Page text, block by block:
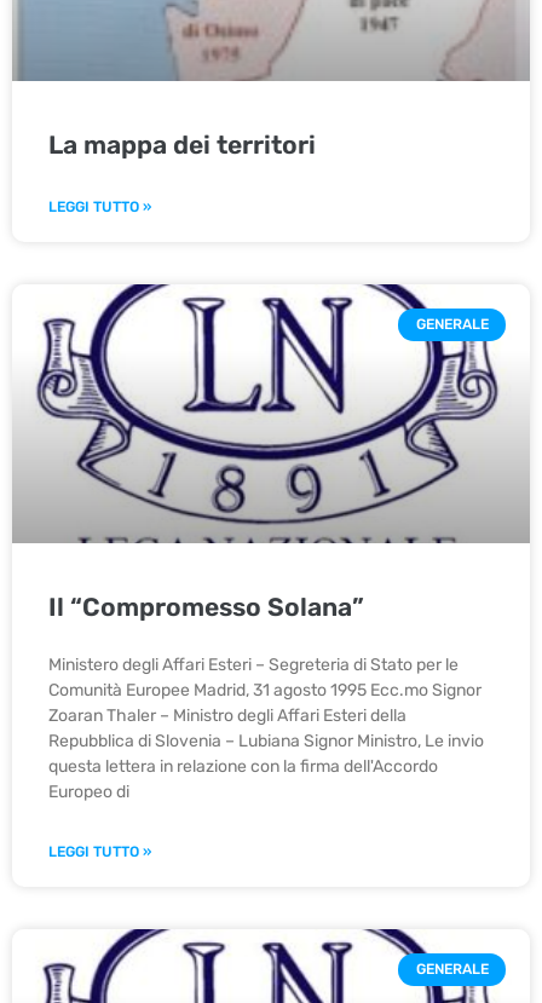
La mappa dei territori
LEGGI TUTTO »
GENERALE
Il “Compromesso Solana”
Ministero degli Affari Esteri – Segreteria di Stato per le
Comunità Europee Madrid, 31 agosto 1995 Ecc.mo Signor
Zoaran Thaler – Ministro degli Affari Esteri della
Repubblica di Slovenia – Lubiana Signor Ministro, Le invio
questa lettera in relazione con la firma dell'Accordo
Europeo di
LEGGI TUTTO »
GENERALE